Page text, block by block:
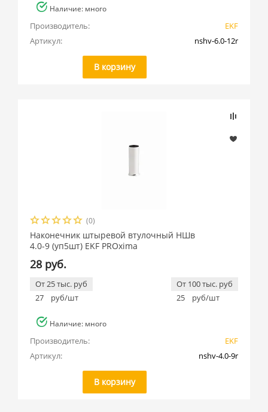
Наличие: много
Производитель:
EKF
Артикул:
nshv-6.0-12r
В корзину
(0)
Наконечник штыревой втулочный НШв
4.0-9 (уп5шт) EKF PROxima
28 руб.
От 25 тыс. руб
27
руб/шт
От 100 тыс. руб
25
руб/шт
Наличие: много
Производитель:
EKF
Артикул:
nshv-4.0-9r
В корзину